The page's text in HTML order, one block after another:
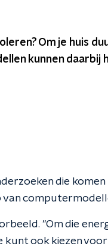
Om je huis
kunnen daarbij
die komen
van
"Om die
kunt ook kiezen